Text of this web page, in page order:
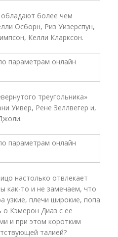
более чем
Осборн, Риз Уизерспун,
Келли Кларксон.
треугольника»
Уивер, Рене Зеллвегер и,
настолько отвлекает
как-то и не замечаем, что
узкие, плечи широкие, попа
о Кэмерон Диаз с ее
и при этом коротким
талией?